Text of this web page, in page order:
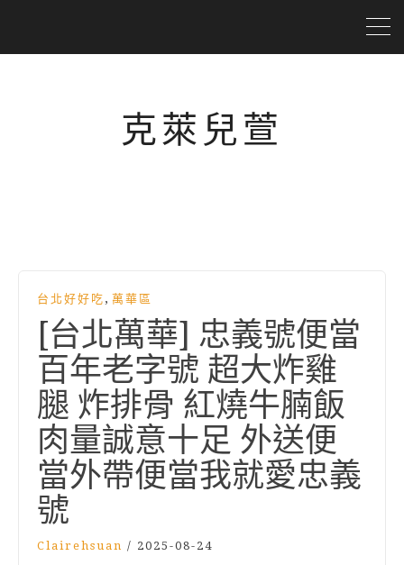
克萊兒萱
台北好好吃 , 萬華區
[台北萬華] 忠義號便當
百年老字號 超大炸雞
腿 炸排骨 紅燒牛腩飯
肉量誠意十足 外送便
當外帶便當我就愛忠義
號
Clairehsuan / 2025-08-24